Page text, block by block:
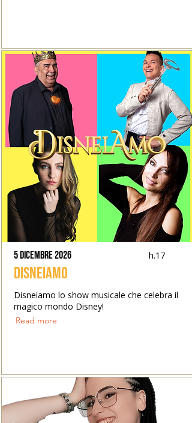
5 dicembre 2026 h.17
DisneiAmo
Disneiamo lo show musicale che celebra il
magico mondo Disney!
Read more